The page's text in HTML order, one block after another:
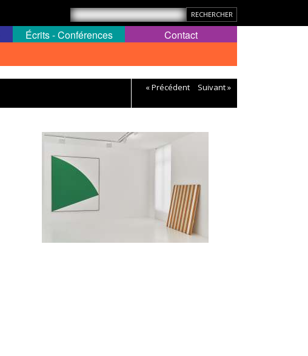
Écrits - Conférences Contact
« Précédent Suivant »